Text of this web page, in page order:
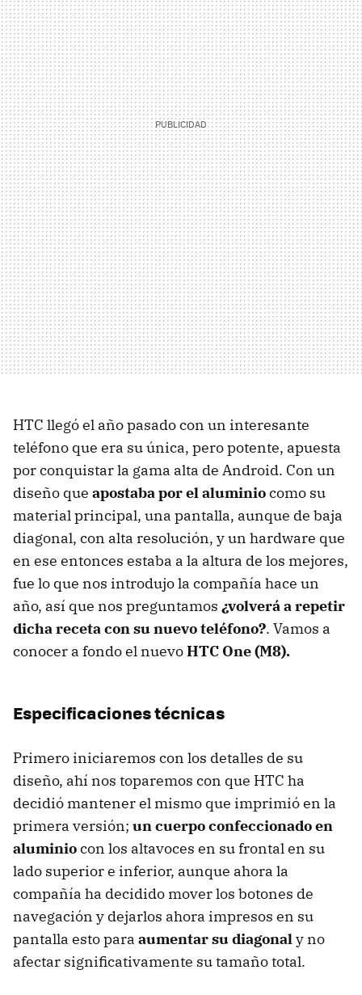
HTC llegó el año pasado con un interesante
teléfono que era su única, pero potente, apuesta
por conquistar la gama alta de Android. Con un
diseño que apostaba por el aluminiocomo su
material principal, una pantalla, aunque de baja
diagonal, con alta resolución, y un hardware que
en ese entonces estaba a la altura de los mejores,
fue lo que nos introdujo la compañía hace un
año, así que nos preguntamos ¿volverá a repetir
dicha receta con su nuevo teléfono?. Vamos a
conocer a fondo el nuevoHTC One (M8).
Especificaciones técnicas
Primero iniciaremos con los detalles de su
diseño, ahí nos toparemos con que HTC ha
decidió mantener el mismo que imprimió en la
primera versión; un cuerpo confeccionado en
aluminiocon los altavoces en su frontal en su
lado superior e inferior, aunque ahora la
compañía ha decidido mover los botones de
navegación y dejarlos ahora impresos en su
pantalla esto para aumentar su diagonaly no
afectar significativamente su tamaño total.